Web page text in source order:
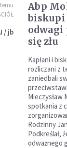
/ jb
Abp
biskupi
się złu
Kapłani i
rozliczani z
zaniedbali
Mieczysław
spotkania z
Rodzinny
Podkreślał,
odważnego